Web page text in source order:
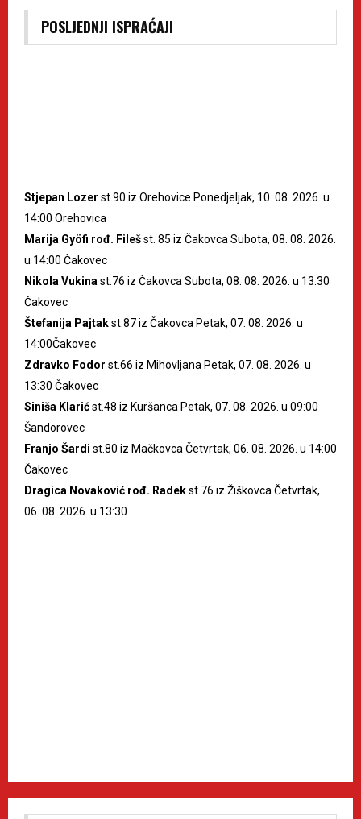
POSLJEDNJI ISPRAĆAJI
Stjepan Lozer st.90 iz Orehovice Ponedjeljak, 10. 08. 2026. u
14:00 Orehovica
Marija Gyöfi rođ. Filešst. 85 iz Čakovca Subota, 08. 08. 2026.
u 14:00 Čakovec
Nikola Vukina st.76 iz Čakovca Subota, 08. 08. 2026. u 13:30
Čakovec
Štefanija Pajtakst.87 iz Čakovca Petak, 07. 08. 2026. u
14:00Čakovec
Zdravko Fodor st.66 iz Mihovljana Petak, 07. 08. 2026. u
13:30 Čakovec
Siniša Klarićst.48 iz Kuršanca Petak, 07. 08. 2026. u 09:00
Šandorovec
Franjo Šardi st.80 iz Mačkovca Četvrtak, 06. 08. 2026. u 14:00
Čakovec
Dragica Novaković rođ. Radekst.76 iz Žiškovca Četvrtak,
06. 08. 2026. u 13:30